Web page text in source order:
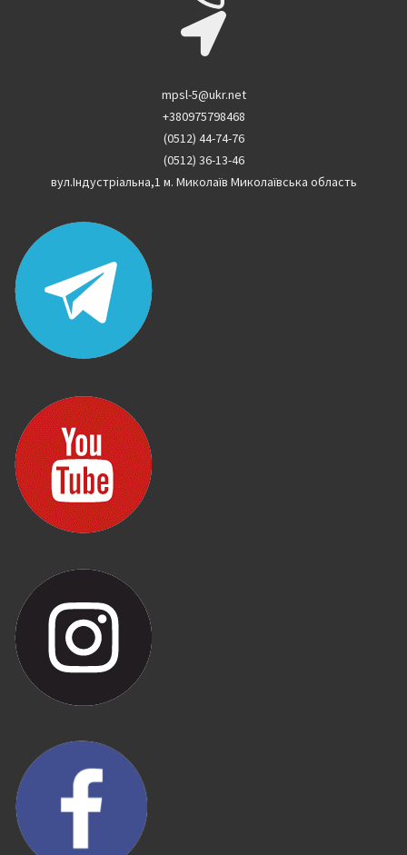
mpsl-5@ukr.net
+380975798468
(0512) 44-74-76
(0512) 36-13-46
вул.Індустріальна,1 м. Миколаїв Миколаївська область